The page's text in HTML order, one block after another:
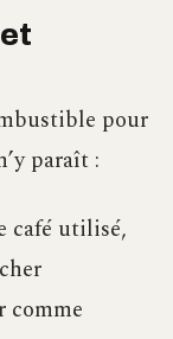
pour
paraît :
café utilisé,
comme